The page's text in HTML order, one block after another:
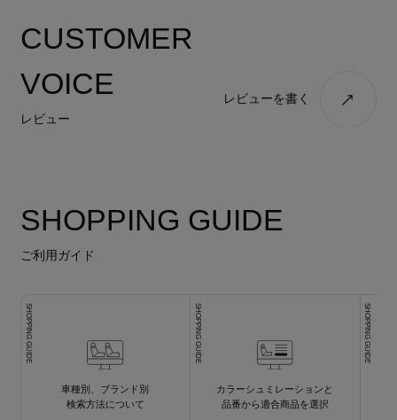
CUSTOMER
VOICE
レビュー
レビューを書く
SHOPPING GUIDE
ご利用ガイド
SHOPPING GUIDE
車種別、ブランド別
検索方法について
SHOPPING GUIDE
カラーシュミレーションと
品番から適合商品を選択
SHOPPING GUIDE